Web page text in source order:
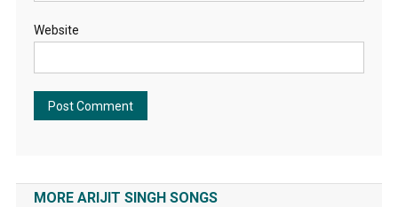
Website
MORE ARIJIT SINGH SONGS